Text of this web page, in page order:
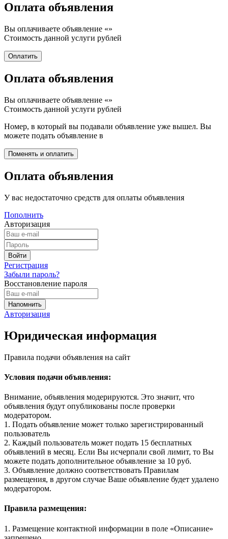
Оплата объявления
Вы оплачиваете объявление «»
Стоимость данной услуги рублей
Оплата объявления
Вы оплачиваете объявление «»
Стоимость данной услуги рублей
Номер, в который вы подавали объявление уже вышел. Вы
можете подать объявление в
Оплата объявления
У вас недостаточно средств для оплаты объявления
Пополнить
Авторизация
Регистрация
Забыли пароль?
Восстановление пароля
Авторизация
Юридическая информация
Правила подачи объявления на сайт
Условия подачи объявления:
Внимание, объявления модерируются. Это значит, что
объявления будут опубликованы после проверки
модератором.
1. Подать объявление может только зарегистрированный
пользователь
2. Каждый пользователь может подать 15 бесплатных
объявлений в месяц. Если Вы исчерпали свой лимит, то Вы
можете подать дополнительное объявление за 10 руб.
3. Объявление должно соответствовать Правилам
размещения, в другом случае Ваше объявление будет удалено
модератором.
Правила размещения:
1. Размещение контактной информации в поле «Описание»